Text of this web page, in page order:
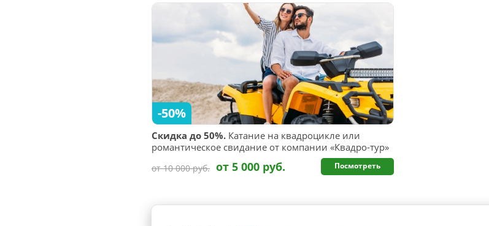
Скидка до 50%. Катание на квадроцикле или
романтическое свидание от компании «Квадро-тур»
-50%
от 10 000 руб. от 5 000 руб. Посмотреть